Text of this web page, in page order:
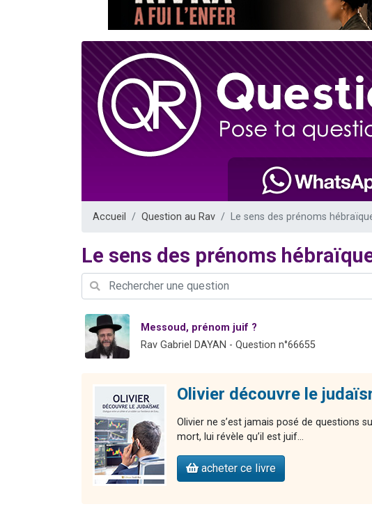
3 personnes viennent de
Odaya vient de donner son
3 personnes viennent
2 personnes viennent de
13 personnes viennent de
Il reste 49 places pour
12 nouvelles musiques
29 personnes viennent de
Accueil Question au Rav Le sens des prénoms
Le sens des prénoms
Messoud, prénom juif ?
Rav Gabriel DAYAN - Question n°66655
Olivier découvre le
Olivier ne s’est jamais posé de questions
mort, lui révèle qu’il est juif...
acheter ce livre